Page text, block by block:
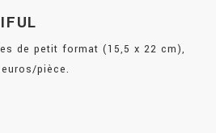
de petit format (15,5 x 22 cm),
pièce.